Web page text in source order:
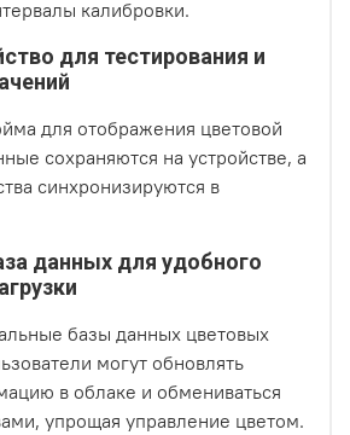
калибровки.
для тестирования и
для отображения цветовой
сохраняются на устройстве, а
синхронизируются в
данных для удобного
базы данных цветовых
могут обновлять
в облаке и обмениваться
упрощая управление цветом.